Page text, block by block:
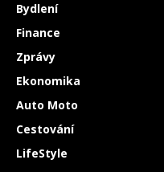
Bydlení
Finance
Zprávy
Ekonomika
Auto Moto
Cestování
LifeStyle